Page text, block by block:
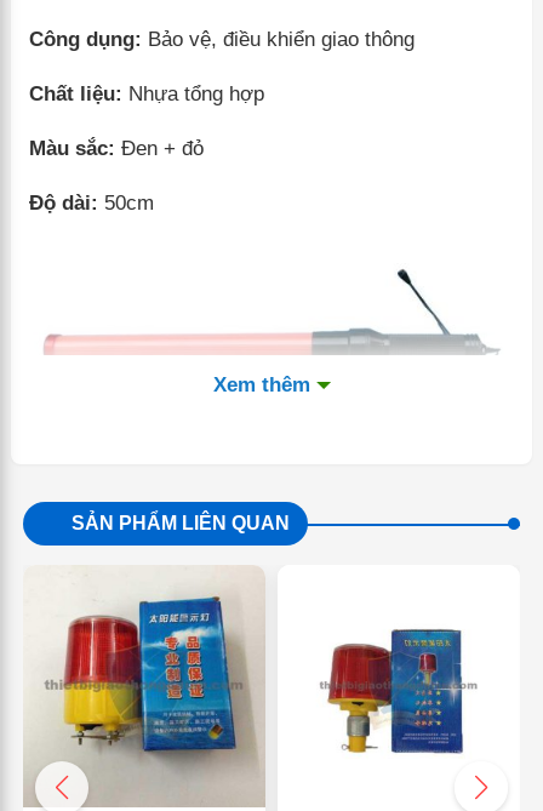
Công dụng: Bảo vệ, điều khiển giao thông
Chất liệu: Nhựa tổng hợp
Màu sắc: Đen + đỏ
Độ dài: 50cm
Xem thêm
SẢN PHẨM LIÊN QUAN